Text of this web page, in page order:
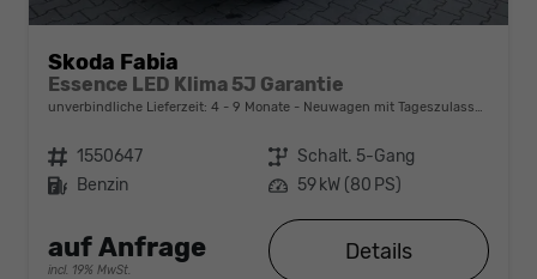
Skoda Fabia
Essence LED Klima 5J Garantie
unverbindliche Lieferzeit: 4 - 9 Monate Neuwagen mit Tageszulassung
Fahrzeugnr. 1550647 Getriebe Schalt. 5-Gang
Kraftstoff Benzin Leistung 59 kW (80 PS)
auf Anfrage
incl. 19% MwSt.
Details